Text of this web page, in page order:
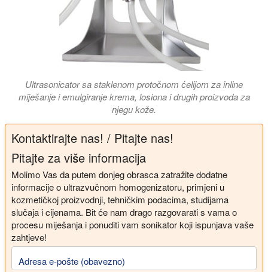
Ultrasonicator sa staklenom protočnom ćelijom za inline
miješanje i emulgiranje krema, losiona i drugih proizvoda za
njegu kože.
Kontaktirajte nas! / Pitajte nas!
Pitajte za više informacija
Molimo Vas da putem donjeg obrasca zatražite dodatne
informacije o ultrazvučnom homogenizatoru, primjeni u
kozmetičkoj proizvodnji, tehničkim podacima, studijama
slučaja i cijenama. Bit će nam drago razgovarati s vama o
procesu miješanja i ponuditi vam sonikator koji ispunjava vaše
zahtjeve!
Adresa e-pošte (obavezno)